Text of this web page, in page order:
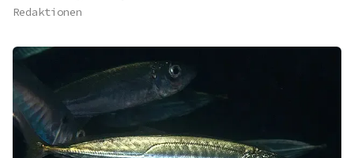
Redaktionen